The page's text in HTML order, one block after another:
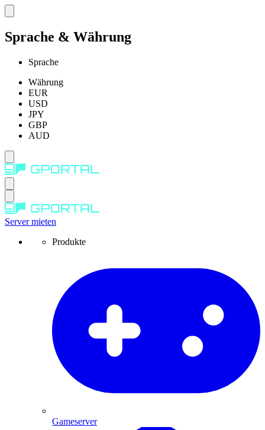
Sprache & Währung
Sprache
Währung
EUR
USD
JPY
GBP
AUD
Server mieten
Produkte
Gameserver